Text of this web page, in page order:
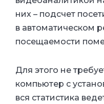
них – подсчет
в автоматическом
посещаемости
Для этого не
компьютер с
вся статистика